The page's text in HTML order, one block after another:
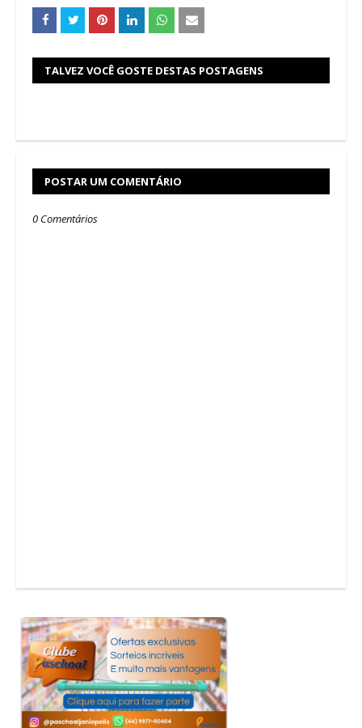
TALVEZ VOCÊ GOSTE DESTAS POSTAGENS
POSTAR UM COMENTÁRIO
0 Comentários